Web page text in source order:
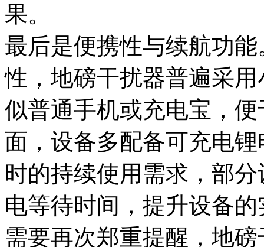
果。​
最后是便携性与续航功
性，地磅干扰器普遍采
似普通手机或充电宝，
面，设备多配备可充电
时的持续使用需求，部
电等待时间，提升设备
需要再次郑重提醒，地